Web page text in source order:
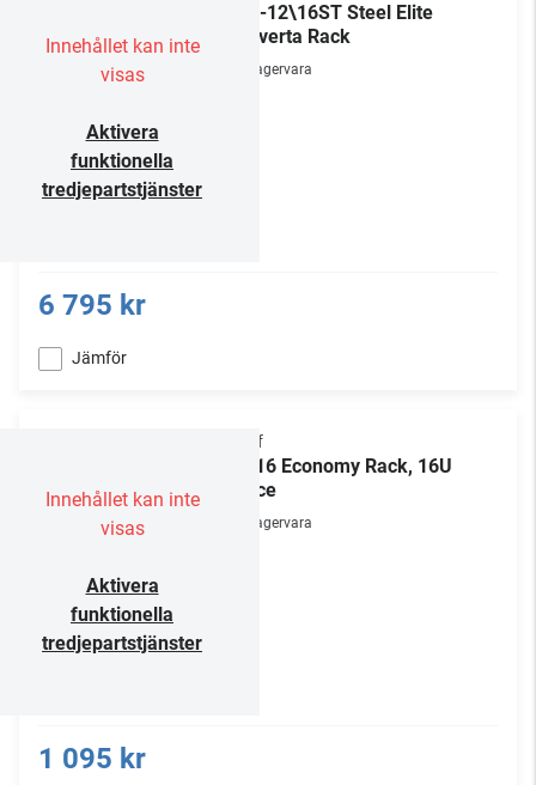
Innehållet kan inte
visas
Aktivera
funktionella
tredjepartstjänster
ECR-12\16ST Steel Elite
Converta Rack
Lagervara
6 795 kr
Jämför
Innehållet kan inte
visas
Aktivera
funktionella
tredjepartstjänster
Chief
ER-16 Economy Rack, 16U
space
Lagervara
1 095 kr